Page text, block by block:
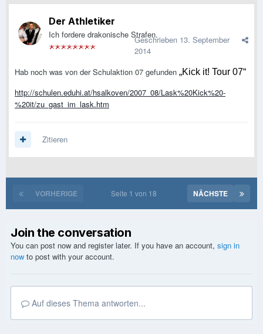
Der Athletiker
Ich fordere drakonische Strafen.
Geschrieben 13. September
2014
Hab noch was von der Schulaktion 07 gefunden „Kick it! Tour 07“
http://schulen.eduhi.at/hsalkoven/2007_08/Lask%20Kick%20-
%20it/zu_gast_im_lask.htm
Zitieren
VORHERIGE NÄCHSTE
Seite 1 von 18
Join the conversation
You can post now and register later. If you have an account, sign in
now to post with your account.
Auf dieses Thema antworten...